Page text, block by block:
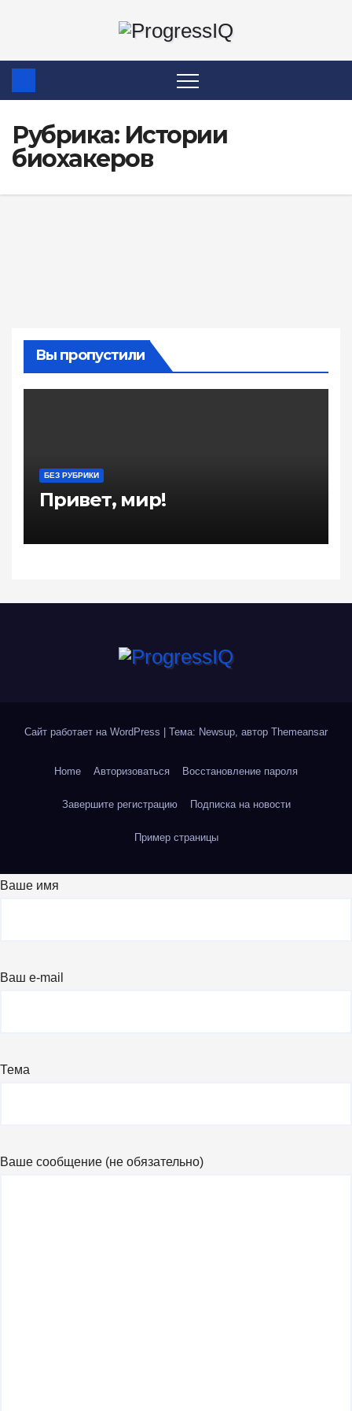
содержимому
Рубрика: Истории
биохакеров
Вы пропустили
БЕЗ РУБРИКИ
Привет, мир!
Сайт работает на WordPress Тема: Newsup, автор Themeansar
Home Авторизоваться Восстановление пароля
Завершите регистрацию Подписка на новости
Пример страницы
Ваше имя
Ваш e-mail
Тема
Ваше сообщение (не обязательно)